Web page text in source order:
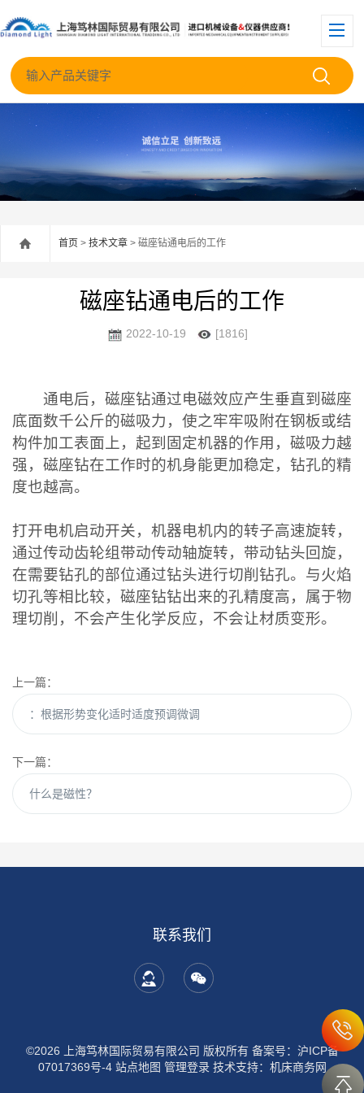
首页 > 技术文章 > 磁座钻通电后的工作
磁座钻通电后的工作
2022-10-19 [1816]
通电后，磁座钻通过电磁效应产生垂直到磁座
底面数千公斤的磁吸力，使之牢牢吸附在钢板或结
构件加工表面上，起到固定机器的作用，磁吸力越
强，磁座钻在工作时的机身能更加稳定，钻孔的精
度也越高。
打开电机启动开关，机器电机内的转子高速旋转，
通过传动齿轮组带动传动轴旋转，带动钻头回旋，
在需要钻孔的部位通过钻头进行切削钻孔。与火焰
切孔等相比较，磁座钻钻出来的孔精度高，属于物
理切削，不会产生化学反应，不会让材质变形。
上一篇：
：根据形势变化适时适度预调微调
下一篇：
什么是磁性？
联系我们
©2026 上海笃林国际贸易有限公司 版权所有 备案号：沪ICP备
07017369号-4 站点地图 管理登录技术支持： 机床商务网